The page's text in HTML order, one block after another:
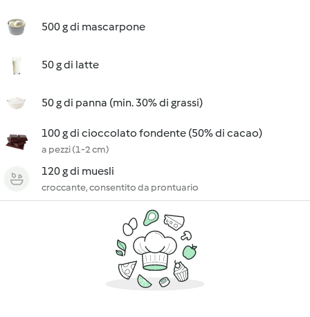
500 g di mascarpone
50 g di latte
50 g di panna (min. 30% di grassi)
100 g di cioccolato fondente (50% di cacao)
a pezzi (1-2 cm)
120 g di muesli
croccante, consentito da prontuario